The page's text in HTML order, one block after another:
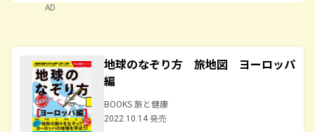
AD
地球のなぞり方 旅地図 ヨーロッパ
編
BOOKS 旅と健康
2022.10.14 発売